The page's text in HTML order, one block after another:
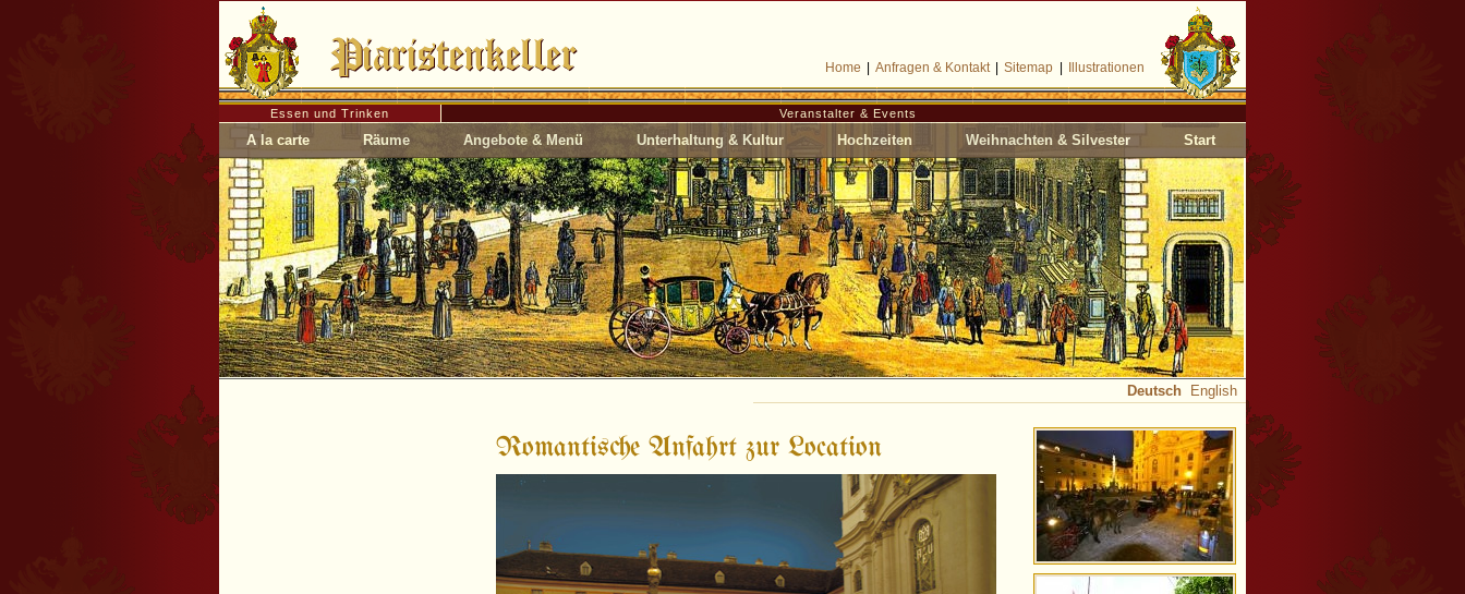
Home Anfragen & Kontakt| Sitemap Illustrationen
Essen und Trinken Veranstalter & Events
A la carte Räume Angebote & Menü Unterhaltung & Kultur Hochzeiten Weihnachten & Silvester Start
Deutsch English
Romantische Anfahrt zur Location